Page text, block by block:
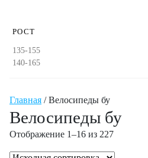
РОСТ
135-155
140-165
Главная / Велосипеды бу
Велосипеды бу
Отображение 1–16 из 227